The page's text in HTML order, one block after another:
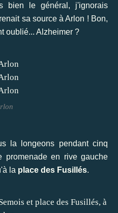
bien le général, j'ignorais
sa source à Arlon ! Bon,
oublié... Alzheimer ?
la longeons pendant cinq
promenade en rive gauche
la place des Fusillés.